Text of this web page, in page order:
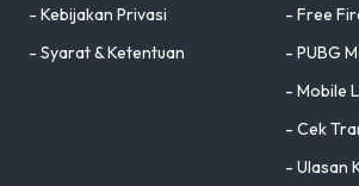
- Kebijakan Privasi
- Syarat & Ketentuan
- Free
- PUBG
- Mobile
- Cek
- Ulasan